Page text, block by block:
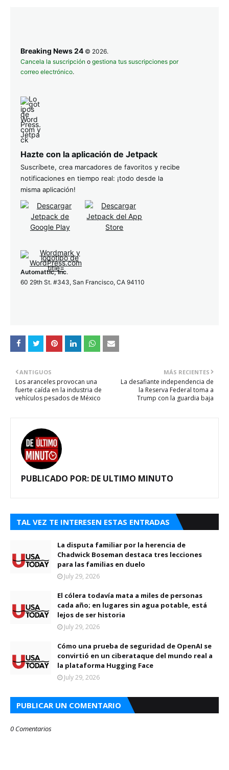
Breaking News 24 © 2026.
Cancela la suscripción o gestiona tus suscripciones por
correo electrónico.
Hazte con la aplicación de Jetpack
Suscríbete, crea marcadores de favoritos y recibe
notificaciones en tiempo real: ¡todo desde la
misma aplicación!
Automattic, Inc.
60 29th St. #343, San Francisco, CA 94110
MÁS RECIENTES
La desafiante independencia de
la Reserva Federal toma a
Trump con la guardia baja
ANTIGUOS
Los aranceles provocan una
fuerte caída en la industria de
vehículos pesados ​​de México
PUBLICADO POR: DE ULTIMO MINUTO
TAL VEZ TE INTERESEN ESTAS ENTRADAS
La disputa familiar por la herencia de
Chadwick Boseman destaca tres lecciones
para las familias en duelo
July 29, 2026
El cólera todavía mata a miles de personas
cada año; en lugares sin agua potable, está
lejos de ser historia
July 29, 2026
Cómo una prueba de seguridad de OpenAI se
convirtió en un ciberataque del mundo real a
la plataforma Hugging Face
July 29, 2026
PUBLICAR UN COMENTARIO
0 Comentarios